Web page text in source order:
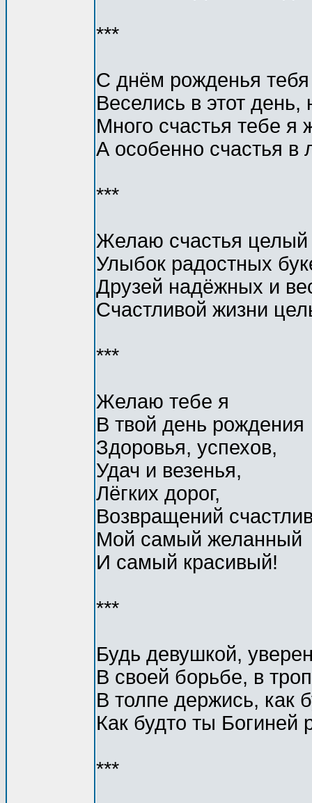
***
С днём рожденья
Веселись в этот день,
Много счастья тебе я
А особенно счастья в
***
Желаю счастья целый
Улыбок радостных
Друзей надёжных и
Счастливой жизни
***
Желаю тебе я
В твой день рождения
Здоровья, успехов,
Удач и везенья,
Лёгких дорог,
Возвращений
Мой самый желанный
И самый красивый!
***
Будь девушкой,
В своей борьбе, в
В толпе держись, как
Как будто ты Богиней
***